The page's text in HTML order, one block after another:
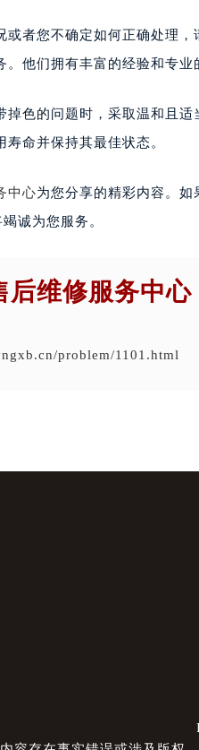
或者您不确定如何正确处理
他们拥有丰富的经验和专业
掉色的问题时，采取温和且
命并保持其最佳状态。
中心为您分享的精彩内容。
诚为您服务。
后维修服务中心
problem/1101.html